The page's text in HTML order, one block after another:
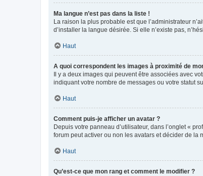
Ma langue n’est pas dans la liste !
La raison la plus probable est que l’administrateur
d’installer la langue désirée. Si elle n’existe pas,
Haut
A quoi correspondent les images à proximité de
Il y a deux images qui peuvent être associées avec
indiquant votre nombre de messages ou votre statut
Haut
Comment puis-je afficher un avatar ?
Depuis votre panneau d’utilisateur, dans l’onglet «
forum peut activer ou non les avatars et décider de la
Haut
Qu’est-ce que mon rang et comment le modifier ?